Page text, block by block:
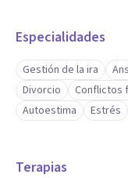
Especialidades
Gestión de la ira
Divorcio
Conflictos
Autoestima
Estrés
Terapias